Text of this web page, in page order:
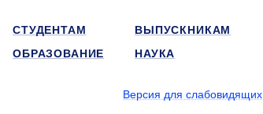
СТУДЕНТАМ ВЫПУСКНИКАМ
ОБРАЗОВАНИЕ НАУКА
Версия для слабовидящих